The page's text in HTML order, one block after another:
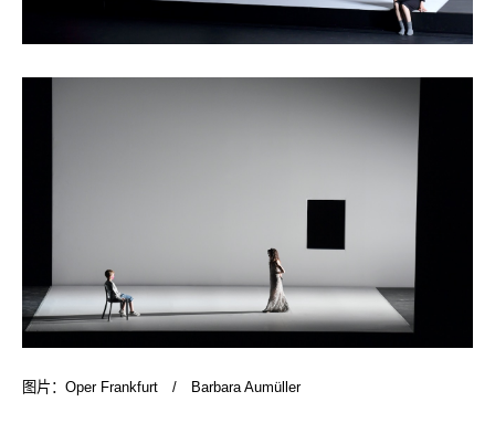
图片：Oper Frankfurt / Barbara Aumüller